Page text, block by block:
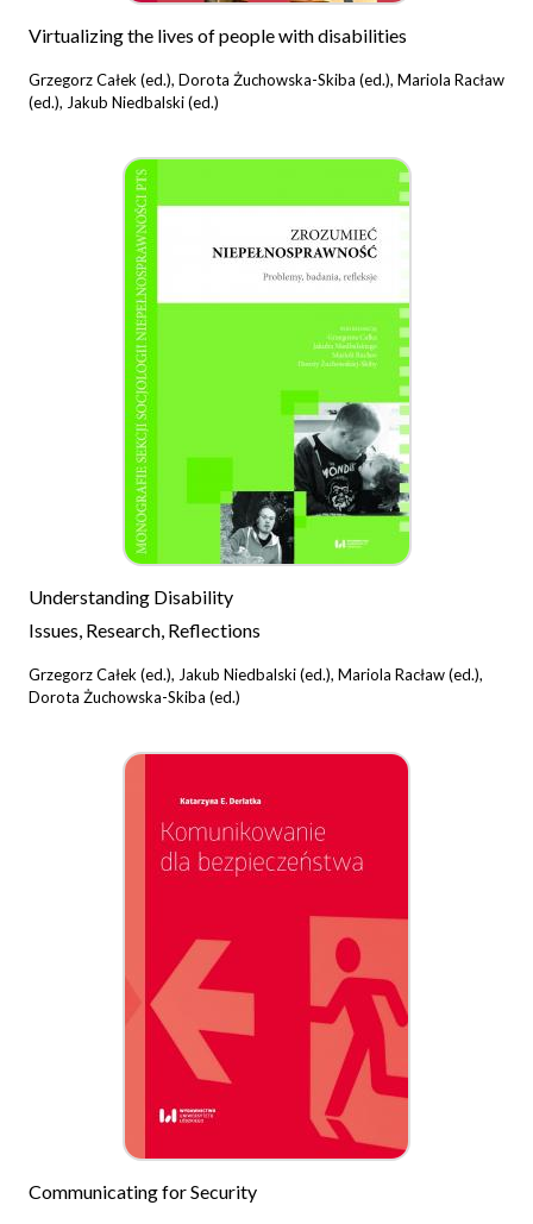
Virtualizing the lives of people with disabilities
Grzegorz Całek (ed.), Dorota Żuchowska-Skiba (ed.), Mariola Racław
(ed.), Jakub Niedbalski (ed.)
Understanding Disability
Issues, Research, Reflections
Grzegorz Całek (ed.), Jakub Niedbalski (ed.), Mariola Racław (ed.),
Dorota Żuchowska-Skiba (ed.)
Communicating for Security